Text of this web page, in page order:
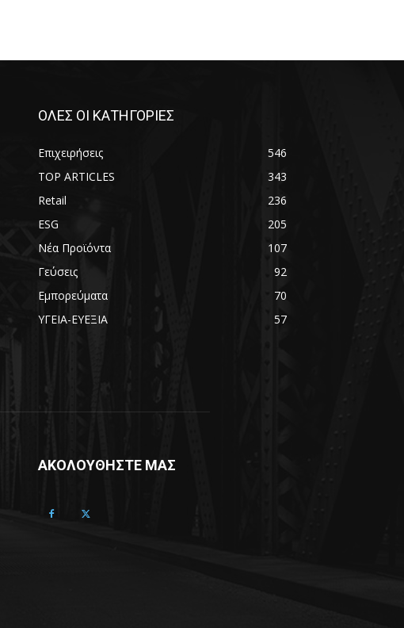
ΟΛΕΣ ΟΙ ΚΑΤΗΓΟΡΙΕΣ
Επιχειρήσεις
546
TOP ARTICLES
343
Retail
236
ESG
205
Νέα Προϊόντα
107
Γεύσεις
92
Εμπορεύματα
70
ΥΓΕΙΑ-ΕΥΕΞΙΑ
57
ΑΚΟΛΟΥΘΗΣΤΕ ΜΑΣ